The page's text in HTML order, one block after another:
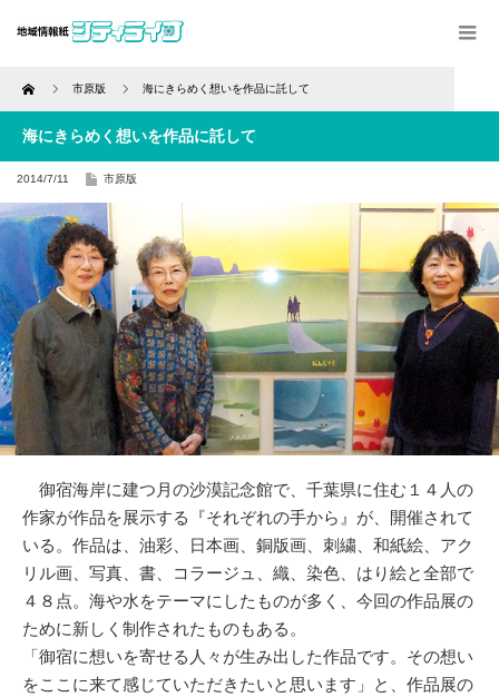
Home 市原版 海にきらめく想いを作品に託して
海にきらめく想いを作品に託して
2014/7/11 市原版
御宿海岸に建つ月の沙漠記念館で、千葉県に住む１４人の
作家が作品を展示する『それぞれの手から』が、開催されて
いる。作品は、油彩、日本画、銅版画、刺繍、和紙絵、アク
リル画、写真、書、コラージュ、織、染色、はり絵と全部で
４８点。海や水をテーマにしたものが多く、今回の作品展の
ために新しく制作されたものもある。
「御宿に想いを寄せる人々が生み出した作品です。その想い
をここに来て感じていただきたいと思います」と、作品展の